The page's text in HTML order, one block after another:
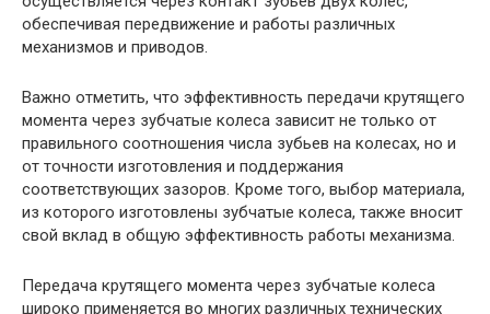
обеспечивая передвижение и работы различных
механизмов и приводов.
Важно отметить, что эффективность передачи крутящего
момента через зубчатые колеса зависит не только от
правильного соотношения числа зубьев на колесах, но и
от точности изготовления и поддержания
соответствующих зазоров. Кроме того, выбор материала,
из которого изготовлены зубчатые колеса, также вносит
свой вклад в общую эффективность работы механизма.
Передача крутящего момента через зубчатые колеса
широко применяется во многих различных технических